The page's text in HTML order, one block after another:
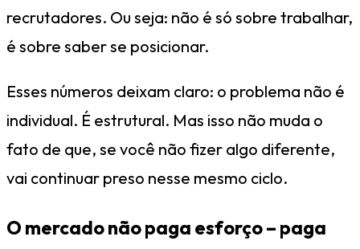
recrutadores. Ou seja: não é só sobre trabalhar,
é sobre saber se posicionar.
Esses números deixam claro: o problema não é
individual. É estrutural. Mas isso não muda o
fato de que, se você não fizer algo diferente,
vai continuar preso nesse mesmo ciclo.
O mercado não paga esforço – paga